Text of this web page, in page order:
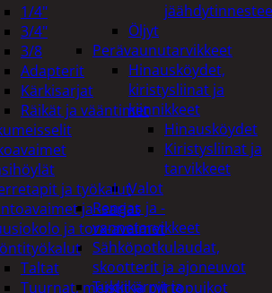
Öljyt
Perävaunutarvikkeet
Hinausköydet,
kiristysliinat ja
kiinnikkeet
Hinausköydet
Kiristysliinat ja
tarvikkeet
Valot
Rengas ja -
vannetarvikkeet
Sähköpotkulaudat,
skootterit ja ajoneuvot
Tukkikärryt ja
1/4"
3/4"
3/8
Adapterit
Kärkisarjat
Räikät ja vääntimet
ja työkalut
ja -sarjat
ja torx-avaimet
Taltat
Tuurnat, meistit ja piirtopuikot